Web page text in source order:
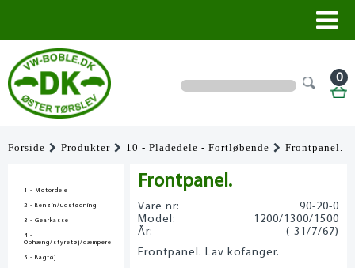
0
Forside Produkter 10 - Pladedele - Fortløbende Frontpanel.
1 - Motordele
2 - Benzin/udstødning
3 - Gearkasse
4 -
Ophæng/styretøj/dæmpere
5 - Bagtøj
Frontpanel.
Vare nr:
90-20-0
Model:
1200/1300/1500
År:
(-31/7/67)
Frontpanel. Lav kofanger.